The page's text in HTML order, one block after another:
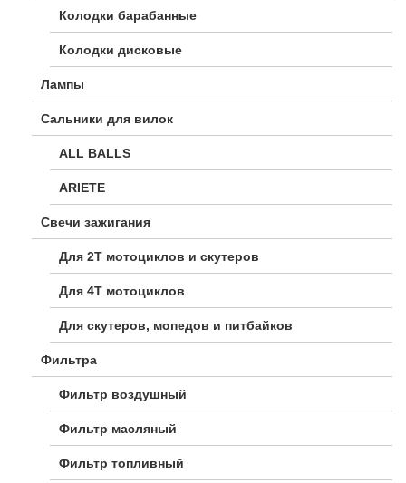
Колодки барабанные
Колодки дисковые
Лампы
Сальники для вилок
ALL BALLS
ARIETE
Свечи зажигания
Для 2Т мотоциклов и скутеров
Для 4Т мотоциклов
Для скутеров, мопедов и питбайков
Фильтра
Фильтр воздушный
Фильтр масляный
Фильтр топливный